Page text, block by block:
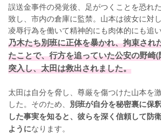
誤送金事件の発覚後、足がつくことを恐れ
致し、市内の倉庫に監禁。山本は彼女に対
凌辱行為を働いて精神的にも肉体的にも追い
乃木たち別班に正体を暴かれ、拘束され
たことで、行方を追っていた公安の野崎
突入し、太田は救出されました。
太田は自分を脅し、尊厳を傷つけた山本を
した。そのため、 別班が自分を秘密裏に保
した事実を知ると、彼らを深く信頼して防
ようになります。